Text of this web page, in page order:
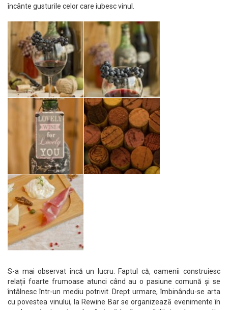
încânte gusturile celor care iubesc vinul.
S-a mai observat încă un lucru. Faptul că, oamenii construiesc
relații foarte frumoase atunci când au o pasiune comună și se
întâlnesc într-un mediu potrivit. Drept urmare, îmbinându-se arta
cu povestea vinului, la Rewine Bar se organizează evenimente în